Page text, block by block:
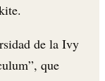
de la Ivy
que